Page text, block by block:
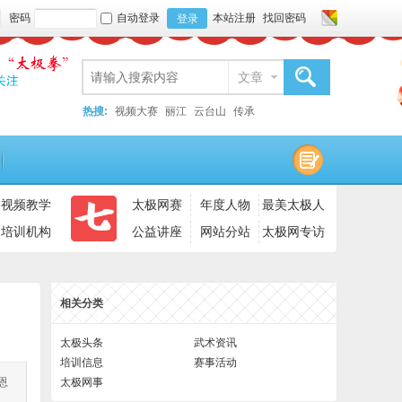
密码 自动登录 登录 本站注册 找回密码
文章
热搜: 视频大赛 丽江 云台山 传承
视频教学
培训机构
太极网赛 年度人物
最美太极人
公益讲座
网站分站 太极网专访
相关分类
太极头条
武术资讯
培训信息
赛事活动
太极网事